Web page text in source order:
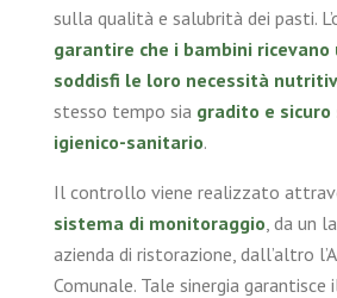
sulla qualità e salubrità dei pasti.
garantire che i bambini ricevano
soddisfi le loro necessità
stesso tempo sia gradito e
igienico-sanitario.
Il controllo viene realizzato
sistema di monitoraggio , da un
azienda di ristorazione, dall’altro
Comunale. Tale sinergia garantisce